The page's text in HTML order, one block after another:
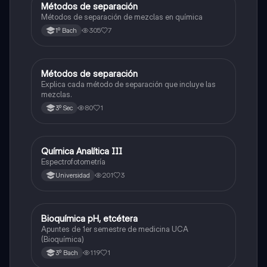
Química
Métodos de separación
Métodos de separación de mezclas en química
1º Bach 305 7
Química
Métodos de separación
Explica cada método de separación que incluye las
mezclas.
3º Sec 80 1
Química
Química Analítica III
Espectrofotometría
Universidad 201 3
Química
Bioquímica pH, etcétera
Apuntes de 1er semestre de medicina UCA
(Bioquímica)
3º Bach 119 1